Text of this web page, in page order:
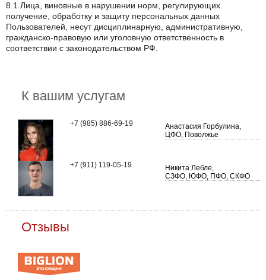
8.1.Лица, виновные в нарушении норм, регулирующих
получение, обработку и защиту персональных данных
Пользователей, несут дисциплинарную, административную,
гражданско-правовую или уголовную ответственность в
соответствии с законодательством РФ.
К вашим услугам
Анастасия Горбулина,
ЦФО, Поволжье
+7 (985) 886-69-19
Никита Лебле,
СЗФО, ЮФО, ПФО, СКФО
+7 (911) 119-05-19
Отзывы